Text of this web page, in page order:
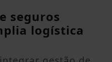
seguros
logística